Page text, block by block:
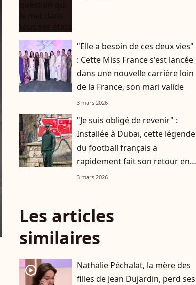
"Elle a besoin de ces deux vies"
: Cette Miss France s'est lancée
dans une nouvelle carrière loin
de la France, son mari valide
3 mars 2026
"Je suis obligé de revenir" :
Installée à Dubaï, cette légende
du football français a
rapidement fait son retour en
France
3 mars 2026
Les articles
similaires
player2
Nathalie Péchalat, la mère des
filles de Jean Dujardin, perd ses